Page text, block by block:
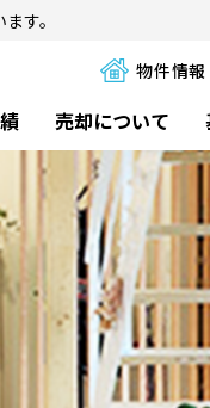
す。
物件情報
売却について